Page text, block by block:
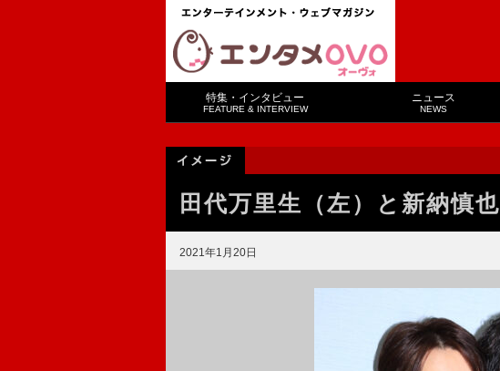
特集・インタビュー
FEATURE & INTERVIEW
ニュース
NEWS
田代万里生（左）と新納慎也
2021年1月20日